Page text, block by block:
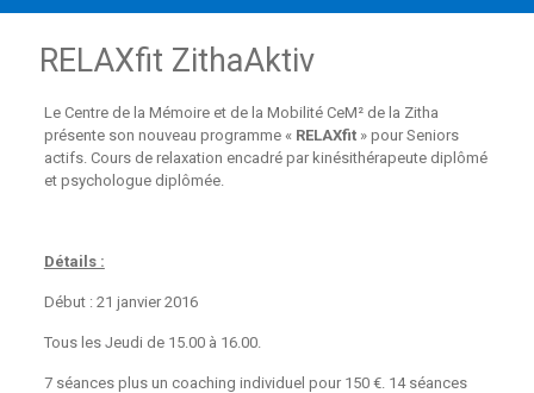
RELAXfit ZithaAktiv
Le Centre de la Mémoire et de la Mobilité CeM² de la Zitha
présente son nouveau programme « RELAXfit» pour Seniors
actifs. Cours de relaxation encadré par kinésithérapeute diplômé
et psychologue diplômée.
Détails :
Début : 21 janvier 2016
Tous les Jeudi de 15.00 à 16.00.
7 séances plus un coaching individuel pour 150 €. 14 séances